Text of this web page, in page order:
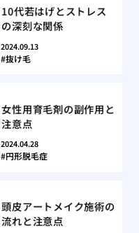
10代若はげとストレス
の深刻な関係
2024.09.13
抜け毛
女性用育毛剤の副作用と
注意点
2024.04.28
円形脱毛症
頭皮アートメイク施術の
流れと注意点